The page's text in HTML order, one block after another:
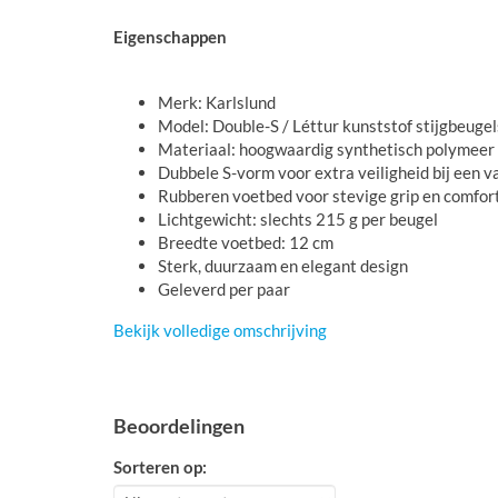
Eigenschappen
Merk: Karlslund
Model: Double-S / Léttur kunststof
Materiaal: hoogwaardig synthetisch polymeer
Dubbele S-vorm voor extra veiligheid bij een
Rubberen voetbed voor stevige grip en
Lichtgewicht: slechts 215 g per beugel
Breedte voetbed: 12 cm
Sterk, duurzaam en elegant design
Geleverd per paar
Bekijk volledige omschrijving
Beoordelingen
Sorteren op: